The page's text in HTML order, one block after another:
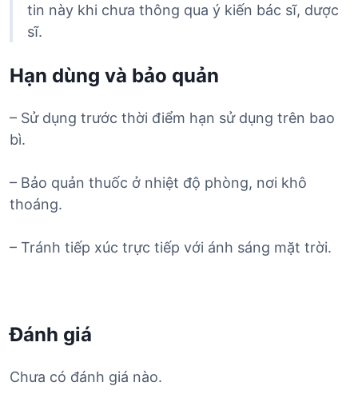
tin này khi chưa thông qua ý kiến bác sĩ, dược
sĩ.
Hạn dùng và bảo quản
– Sử dụng trước thời điểm hạn sử dụng trên bao
bì.
– Bảo quản thuốc ở nhiệt độ phòng, nơi khô
thoáng.
– Tránh tiếp xúc trực tiếp với ánh sáng mặt trời.
Đánh giá
Chưa có đánh giá nào.